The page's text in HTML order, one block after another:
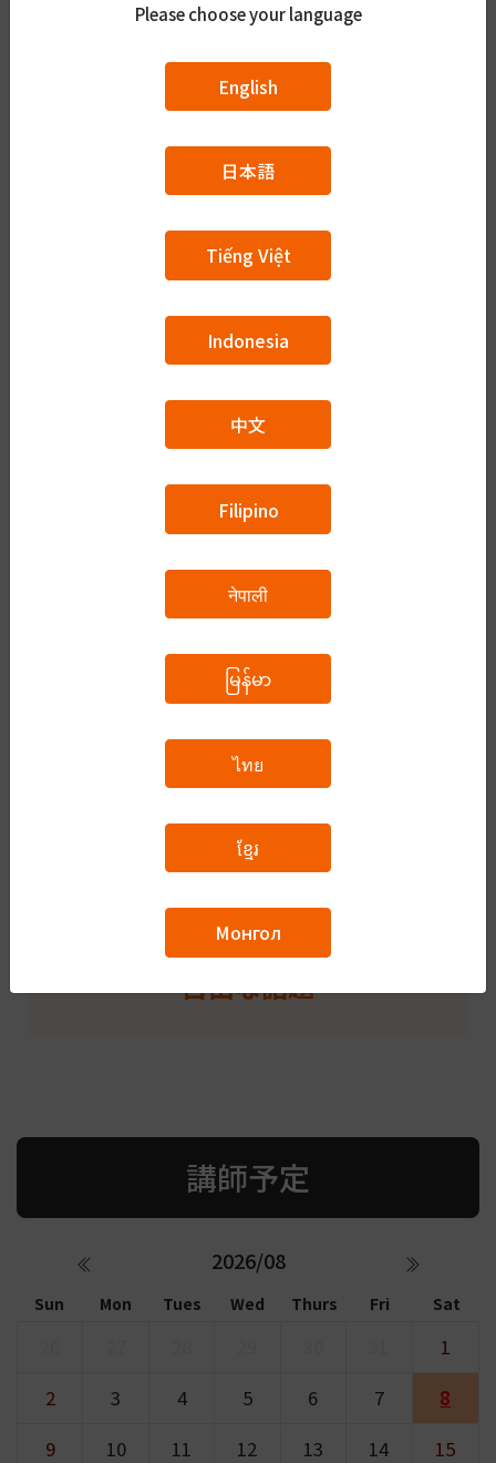
経験のある仕事: 事務, 営業
登壇対応可能内容
A1（N5~N4）
A2（N4~N3）
B1（N3~N2）
B2（N2~N1）
C1（N1+）
ビジネス
自由な話題
講師予定
2026/08
Sun Mon Tues Wed Thurs Fri Sat
1
2
3 4 5 6 7
8
9
10 11 12 13 14
15
Please choose your language
English
日本語
Tiếng Việt
Indonesia
中文
Filipino
नेपाली
မြန်မာ
ไทย
ខ្មែរ
Монгол